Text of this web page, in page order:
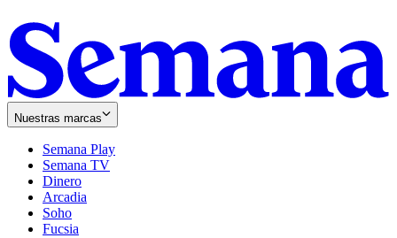
Nuestras marcas
Semana Play
Semana TV
Dinero
Arcadia
Soho
in
Fucsia